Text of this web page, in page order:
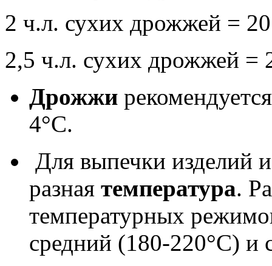
2 ч.л. сухих дрожжей =
2,5 ч.л. сухих дрожжей =
Дрожжи
4°С.
Для выпечки изделий
разная температура.
температурных
средний (180-220°С) и